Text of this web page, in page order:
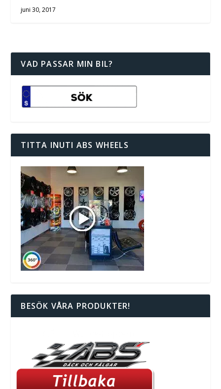
juni 30, 2017
VAD PASSAR MIN BIL?
TITTA INUTI ABS WHEELS
BESÖK VÅRA PRODUKTER!